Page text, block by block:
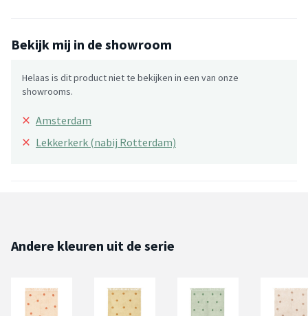
Bekijk mij in de showroom
Helaas is dit product niet te bekijken in een van onze
showrooms.
× Amsterdam
× Lekkerkerk (nabij Rotterdam)
Andere kleuren uit de serie